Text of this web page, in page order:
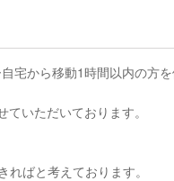
宅から移動1時間以内の方
いただいております。
ばと考えております。